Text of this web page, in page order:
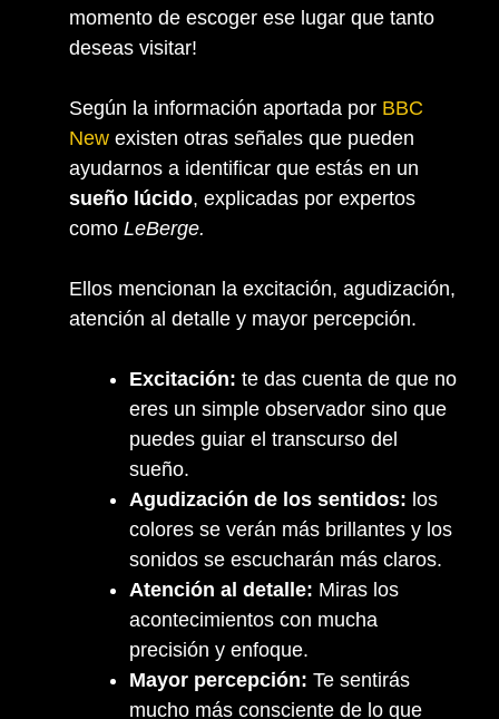
momento de escoger ese lugar que tanto
deseas visitar!
Según la información aportada por BBC
New existen otras señales que pueden
ayudarnos a identificar que estás en un
sueño lúcido, explicadas por expertos
como LeBerge.
Ellos mencionan la excitación, agudización,
atención al detalle y mayor percepción.
Excitación: te das cuenta de que no
eres un simple observador sino que
puedes guiar el transcurso del
sueño.
Agudización de los sentidos: los
colores se verán más brillantes y los
sonidos se escucharán más claros.
Atención al detalle: Miras los
acontecimientos con mucha
precisión y enfoque.
Mayor percepción: Te sentirás
mucho más consciente de lo que